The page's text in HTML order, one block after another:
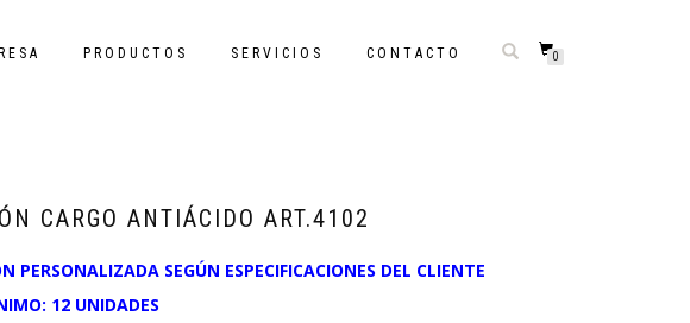
PRODUCTOS SERVICIOS CONTACTO 0
CARGO ANTIÁCIDO ART.4102
PERSONALIZADA SEGÚN ESPECIFICACIONES DEL CLIENTE
12 UNIDADES